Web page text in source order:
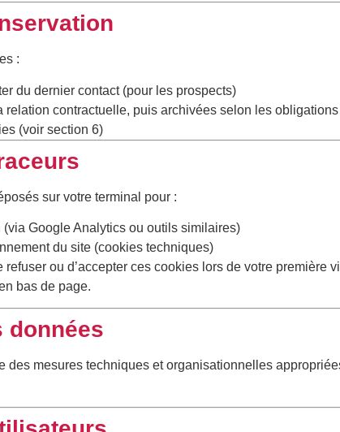
:
du dernier contact (pour les prospects)
relation contractuelle, puis archivées selon les
(voir section 6)
sur votre terminal pour :
Google Analytics ou outils similaires)
du site (cookies techniques)
ou d’accepter ces cookies lors de votre
bas de page.
données
mesures techniques et organisationnelles